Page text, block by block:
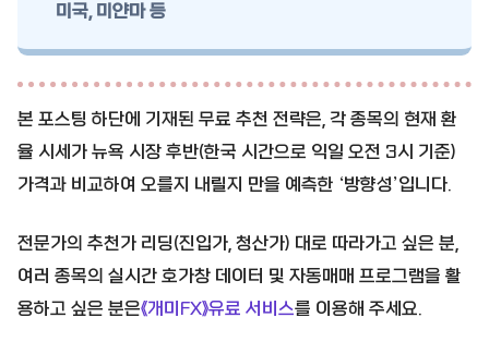
미국, 미얀마 등
본 포스팅 하단에 기재된 무료 추천 전략은, 각 종목의 현재 환
율 시세가 뉴욕 시장 후반(한국 시간으로 익일 오전 3시 기준)
가격과 비교하여 오를지 내릴지 만을 예측한 ‘방향성’입니다.
전문가의 추천가 리딩(진입가, 청산가) 대로 따라가고 싶은 분,
여러 종목의 실시간 호가창 데이터 및 자동매매 프로그램을 활
용하고 싶은 분은《개미FX》유료 서비스를 이용해 주세요.